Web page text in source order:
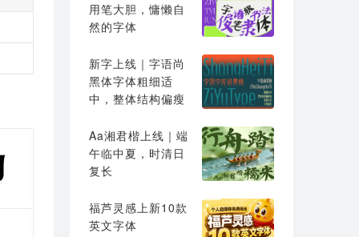
用笔大胆，慵懒自
然的字体
新字上线｜字语尚
黑体字体粗细适
中，整体结构偏瘦
Aa湘君楷上线｜端
午临中夏，时清日
复长
福芦灵感上新10款
英文字体